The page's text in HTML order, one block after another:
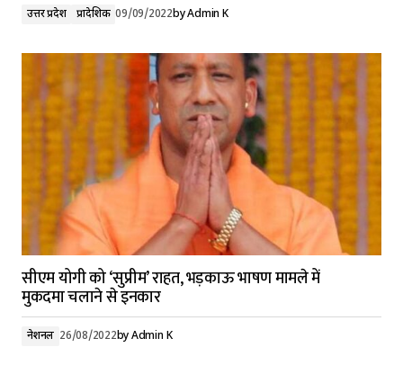
उत्तर प्रदेश प्रादेशिक 09/09/2022byAdmin K
सीएम योगी को ‘सुप्रीम’ राहत, भड़काऊ भाषण मामले में
मुकदमा चलाने से इनकार
नेशनल 26/08/2022byAdmin K